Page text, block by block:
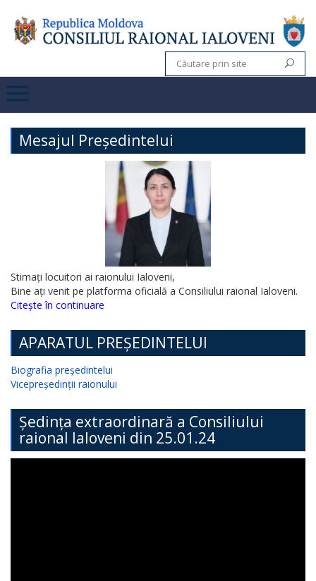
Mesajul Președintelui
Stimați locuitori ai raionului Ialoveni,
Bine ați venit pe platforma oficială a Consiliului raional Ialoveni.
Citește în continuare
APARATUL PREȘEDINTELUI
Biografia președintelui
Vicepreședinții raionului
Ședința extraordinară a Consiliului
raional Ialoveni din 25.01.24